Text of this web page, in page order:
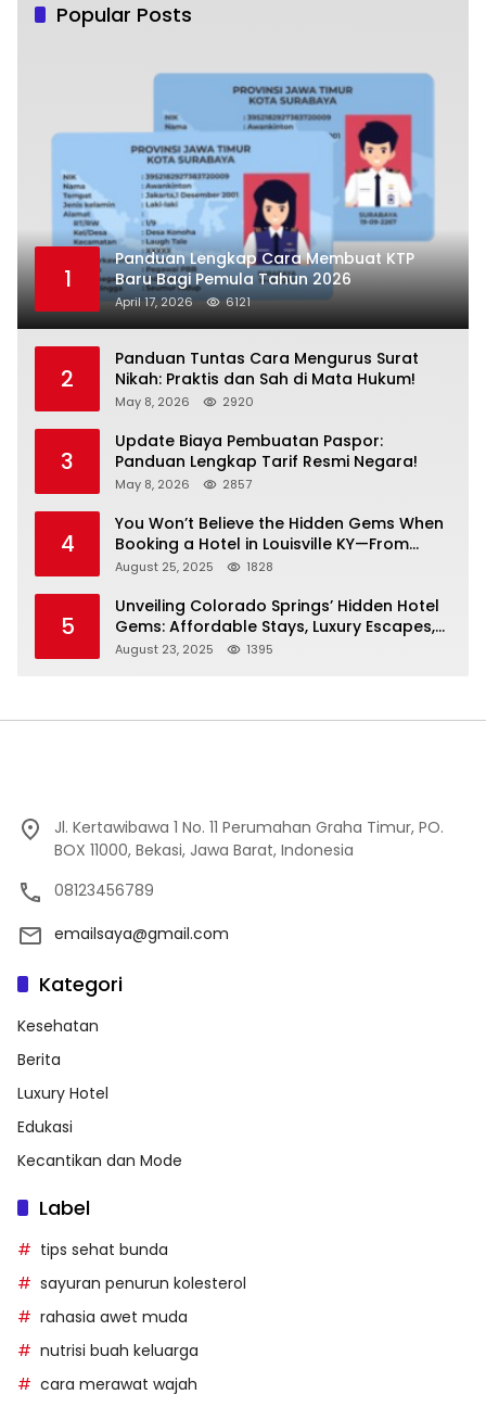
Popular Posts
1
Panduan Lengkap Cara Membuat KTP
Baru Bagi Pemula Tahun 2026
April 17, 2026 6121
2
Panduan Tuntas Cara Mengurus Surat
Nikah: Praktis dan Sah di Mata Hukum!
May 8, 2026 2920
3
Update Biaya Pembuatan Paspor:
Panduan Lengkap Tarif Resmi Negara!
May 8, 2026 2857
4
You Won’t Believe the Hidden Gems When
Booking a Hotel in Louisville KY—From
Cheap to Luxe!
August 25, 2025 1828
5
Unveiling Colorado Springs’ Hidden Hotel
Gems: Affordable Stays, Luxury Escapes,
and Everything In Between!
August 23, 2025 1395
Jl. Kertawibawa 1 No. 11 Perumahan Graha Timur, PO.
BOX 11000, Bekasi, Jawa Barat, Indonesia
08123456789
emailsaya@gmail.com
Kategori
Kesehatan
Berita
Luxury Hotel
Edukasi
Kecantikan dan Mode
Label
tips sehat bunda
sayuran penurun kolesterol
rahasia awet muda
nutrisi buah keluarga
cara merawat wajah